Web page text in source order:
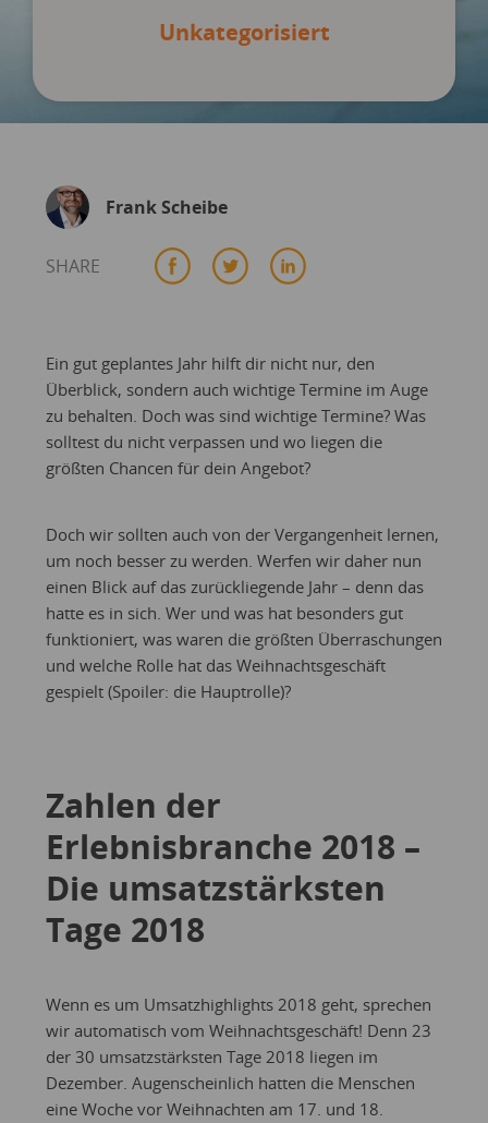
Unkategorisiert
Frank Scheibe
SHARE
Ein gut geplantes Jahr hilft dir nicht nur, den
Überblick, sondern auch wichtige Termine im Auge
zu behalten. Doch was sind wichtige Termine? Was
solltest du nicht verpassen und wo liegen die
größten Chancen für dein Angebot?
Doch wir sollten auch von der Vergangenheit lernen,
um noch besser zu werden. Werfen wir daher nun
einen Blick auf das zurückliegende Jahr – denn das
hatte es in sich. Wer und was hat besonders gut
funktioniert, was waren die größten Überraschungen
und welche Rolle hat das Weihnachtsgeschäft
gespielt (Spoiler: die Hauptrolle)?
Zahlen der
Erlebnisbranche 2018 –
Die umsatzstärksten
Tage 2018
Wenn es um Umsatzhighlights 2018 geht, sprechen
wir automatisch vom Weihnachtsgeschäft! Denn 23
der 30 umsatzstärksten Tage 2018 liegen im
Dezember. Augenscheinlich hatten die Menschen
eine Woche vor Weihnachten am 17. und 18.